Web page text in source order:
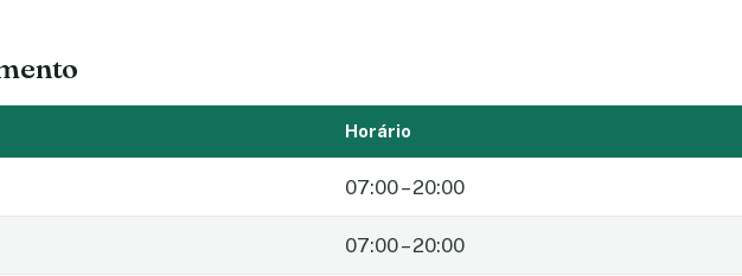
Horário
07:00 – 20:00
07:00 – 20:00